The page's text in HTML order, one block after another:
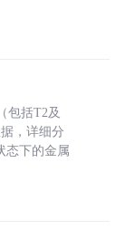
包括T2及
，详细分
态下的金属